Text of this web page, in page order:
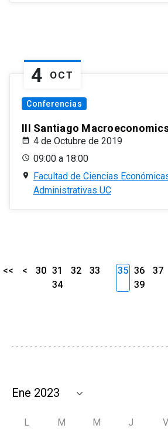
4 OCT
Conferencias
III Santiago
4 de Octubre de 2019
09:00 a 18:00
Facultad de Ciencias
Administrativas UC
<< < 30 31 32
33
34
35 36 37
39
L M M J V